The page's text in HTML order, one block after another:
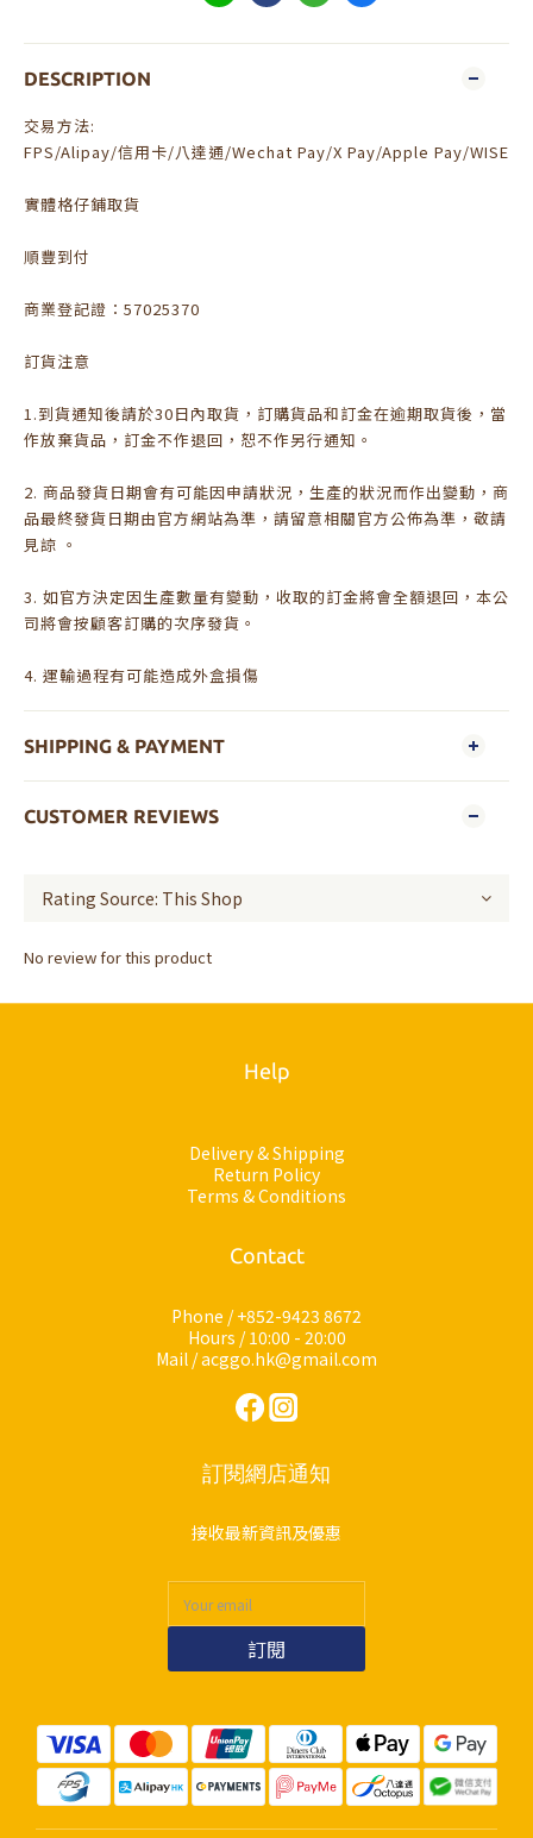
DESCRIPTION
交易方法:
FPS/Alipay/信用卡/八達通/Wechat Pay/X Pay/Apple Pay/WISE
實體格仔鋪取貨
順豐到付
商業登記證：57025370
訂貨注意
1.到貨通知後請於30日內取貨，訂購貨品和訂金在逾期取貨後，當
作放棄貨品，訂金不作退回，恕不作另行通知。
2. 商品發貨日期會有可能因申請狀況，生產的狀況而作出變動，商
品最終發貨日期由官方網站為準，請留意相關官方公佈為準，敬請
見諒 。
3. 如官方決定因生產數量有變動，收取的訂金將會全額退回，本公
司將會按顧客訂購的次序發貨。
4. 運輸過程有可能造成外盒損傷
SHIPPING & PAYMENT
CUSTOMER REVIEWS
No review for this product
Help
Delivery & Shipping
Return Policy
Terms & Conditions
Contact
Phone / +852-9423 8672
Hours / 10:00 - 20:00
Mail / acggo.hk@gmail.com
訂閱網店通知
接收最新資訊及優惠
訂閱